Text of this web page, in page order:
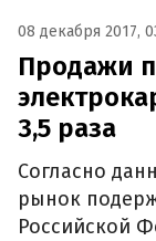
08 декабря 2017,
Продажи
3,5 раза
Согласно
рынок
Российской